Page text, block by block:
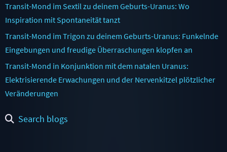
Transit-Mond im Sextil zu deinem Geburts-Uranus: Wo
Inspiration mit Spontaneität tanzt
Transit-Mond im Trigon zu deinem Geburts-Uranus: Funkelnde
Eingebungen und freudige Überraschungen klopfen an
Transit-Mond in Konjunktion mit dem natalen Uranus:
Elektrisierende Erwachungen und der Nervenkitzel plötzlicher
Veränderungen
Search blogs